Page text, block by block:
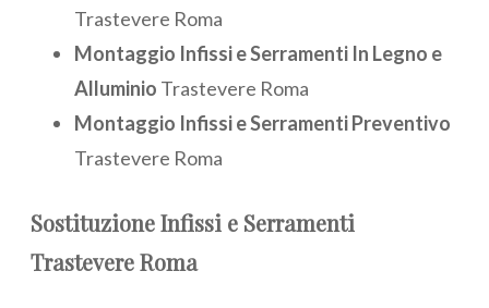
Trastevere Roma
Montaggio Infissi e Serramenti In Legno e
Alluminio Trastevere Roma
Montaggio Infissi e Serramenti Preventivo
Trastevere Roma
SostituzioneInfissi e Serramenti
Trastevere Roma